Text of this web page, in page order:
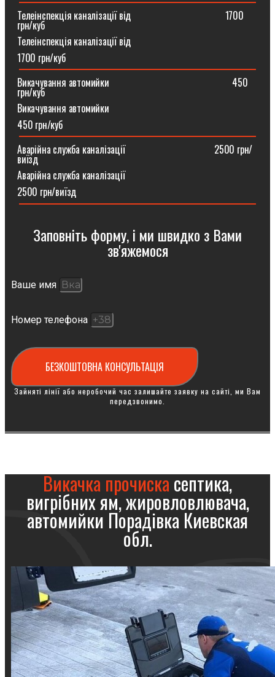
Телеінспекція каналізації від⠀⠀⠀⠀⠀⠀⠀⠀⠀⠀⠀⠀⠀1700
грн/куб
Телеінспекція каналізації від
1700 грн/куб
Викачування автомийки⠀⠀⠀⠀⠀⠀⠀⠀⠀⠀⠀⠀⠀⠀⠀⠀⠀450
грн/куб
Викачування автомийки
450 грн/куб
Аварійна служба каналізації ⠀⠀⠀⠀⠀⠀⠀⠀⠀⠀⠀⠀2500 грн/
виїзд
Аварійна служба каналізації
2500 грн/виїзд
Заповніть форму, і ми швидко з Вами
зв'яжемося
Ваше имя
Номер телефона
БЕЗКОШТОВНА КОНСУЛЬТАЦІЯ
Зайняті лінії або неробочий час залишайте заявку на сайті, ми Вам
передзвонимо.
Викачка прочискасептика,
вигрібних ям, жировловлювача,
автомийки Порадівка Киевская
обл.